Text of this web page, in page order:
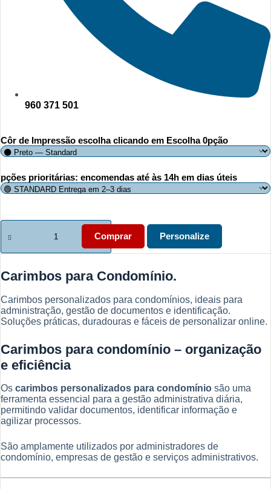
960 371 501
Côr de Impressão escolha clicando em Escolha 0pção
pções prioritárias: encomendas até às 14h em dias úteis
Quantidade
de
para
|
e
Profissionais
Comprar Personalize
Carimbos para Condomínio.
Carimbos personalizados para condomínios, ideais para
administração, gestão de documentos e identificação.
Soluções práticas, duradouras e fáceis de personalizar online.
Carimbos para condomínio – organização
e eficiência
Os carimbos personalizados para condomínio são uma
ferramenta essencial para a gestão administrativa diária,
permitindo validar documentos, identificar informação e
agilizar processos.
São amplamente utilizados por administradores de
condomínio, empresas de gestão e serviços administrativos.